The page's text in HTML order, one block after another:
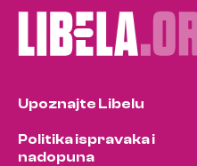
Upoznajte Libelu
Politika ispravaka i
nadopuna